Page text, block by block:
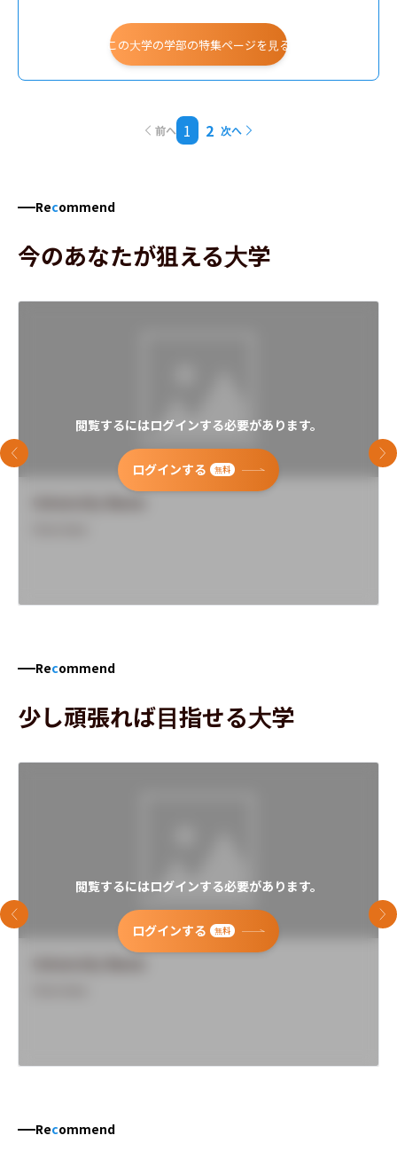
この大学の学部の特集ページを見る
前へ 1 2 次へ
Recommend
今のあなたが狙える大学
閲覧するにはログインする必要があります。
ログインする 無料
前のスライド 次
Recommend
少し頑張れば目指せる大学
閲覧するにはログインする必要があります。
ログインする 無料
前のスライド 次
Recommend